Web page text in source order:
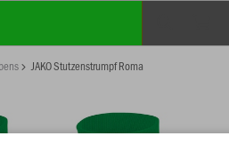
JAKO Stutzenstrumpf Roma